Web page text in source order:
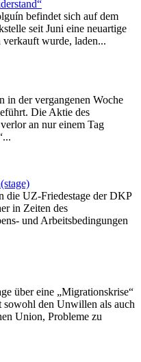
befindet sich auf dem
seit Juni eine neuartige
wurde, laden...
in der vergangenen Woche
Die Aktie des
an nur einem Tag
die UZ-Friedestage der DKP
in Zeiten des
und Arbeitsbedingungen
über eine „Migrationskrise“
den Unwillen als auch
Union, Probleme zu